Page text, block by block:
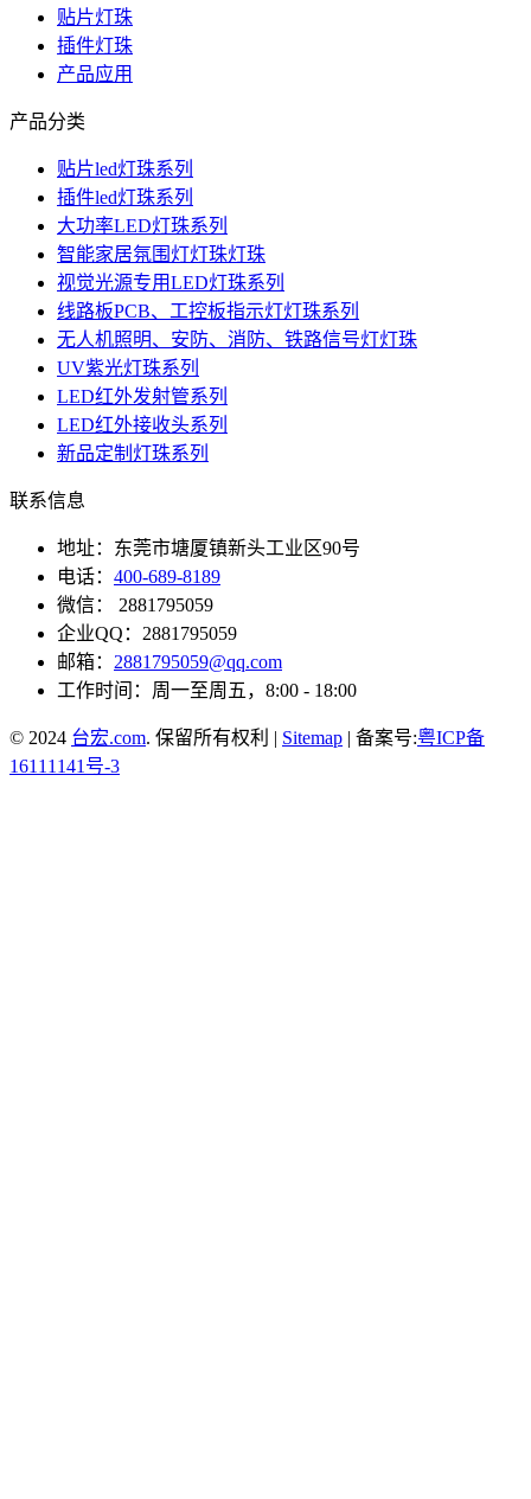
贴片灯珠
插件灯珠
产品应用
产品分类
贴片led灯珠系列
插件led灯珠系列
大功率LED灯珠系列
智能家居氛围灯灯珠灯珠
视觉光源专用LED灯珠系列
线路板PCB、工控板指示灯灯珠系列
无人机照明、安防、消防、铁路信号灯灯珠
UV紫光灯珠系列
LED红外发射管系列
LED红外接收头系列
新品定制灯珠系列
联系信息
地址：东莞市塘厦镇新头工业区90号
电话： 400-689-8189
微信： 2881795059
企业QQ：2881795059
邮箱： 2881795059@qq.com
工作时间：周一至周五，8:00 - 18:00
© 2024 台宏.com. 保留所有权利 | Sitemap | 备案号:粤ICP备
16111141号-3